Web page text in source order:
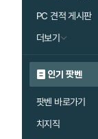
PC 견적 게시판
더보기
인기 팟벤
팟벤 바로가기
치지직